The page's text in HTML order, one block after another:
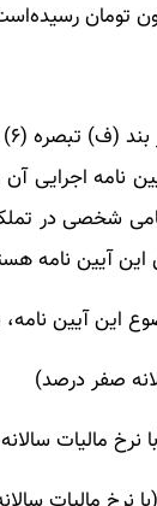
نامه اجرایی
این آیین